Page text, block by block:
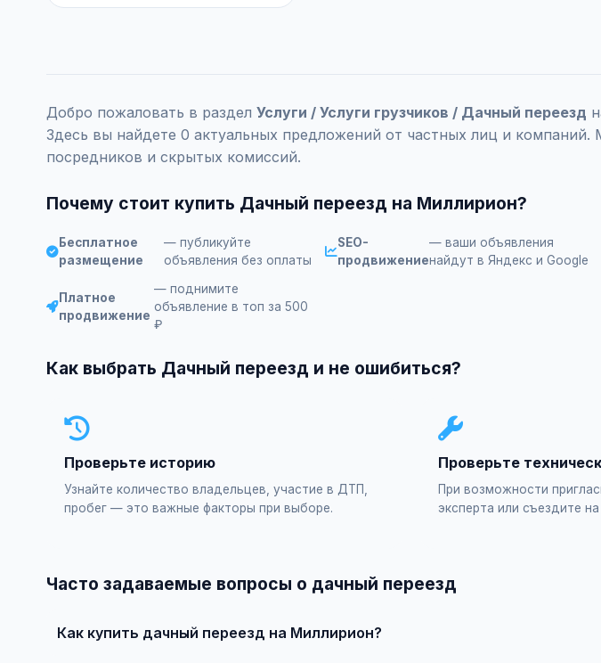
Добро пожаловать в раздел Услуги / Услуги грузчиков / Дачный переезд
Здесь вы найдете 0 актуальных предложений от частных лиц и
посредников и скрытых комиссий.
Почему стоит купить Дачный переезд на Миллирион?
Бесплатное
размещение
— публикуйте
объявления без оплаты
SEO-
продвижение
— ваши объявления
найдут в Яндекс и Google
Платное
продвижение
— поднимите
объявление в топ за 500
₽
Как выбрать Дачный переезд и не ошибиться?
Проверьте историю
Узнайте количество владельцев, участие в ДТП,
пробег — это важные факторы при выборе.
Проверьте
При возможности
эксперта или съездите
Часто задаваемые вопросы о дачный переезд
Как купить дачный переезд на Миллирион?